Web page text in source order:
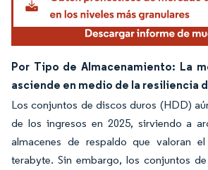
Por Tipo de Almacenamiento: La
asciende en medio de la resiliencia
Los conjuntos de discos duros (HDD)
de los ingresos en 2025, sirviendo a
almacenes de respaldo que valoran
terabyte. Sin embargo, los conjuntos